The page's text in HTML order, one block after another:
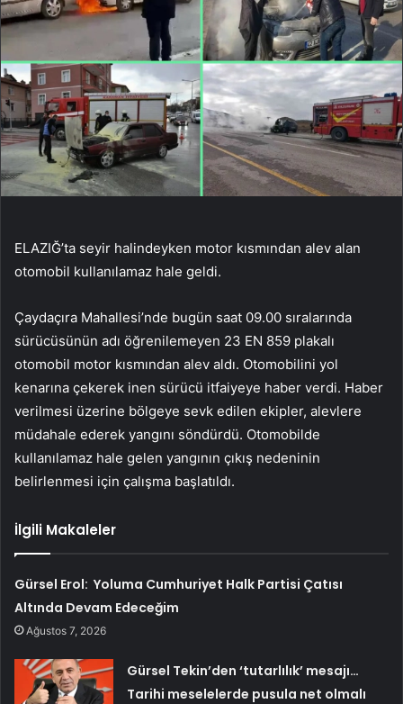
ELAZIĞ’ta seyir halindeyken motor kısmından alev alan
otomobil kullanılamaz hale geldi.
Çaydaçıra Mahallesi’nde bugün saat 09.00 sıralarında
sürücüsünün adı öğrenilemeyen 23 EN 859 plakalı
otomobil motor kısmından alev aldı. Otomobilini yol
kenarına çekerek inen sürücü itfaiyeye haber verdi. Haber
verilmesi üzerine bölgeye sevk edilen ekipler, alevlere
müdahale ederek yangını söndürdü. Otomobilde
kullanılamaz hale gelen yangının çıkış nedeninin
belirlenmesi için çalışma başlatıldı.
İlgili Makaleler
Gürsel Erol: Yoluma Cumhuriyet Halk Partisi Çatısı
Altında Devam Edeceğim
Ağustos 7, 2026
Gürsel Tekin’den ‘tutarlılık’ mesajı…
Tarihi meselelerde pusula net olmalı